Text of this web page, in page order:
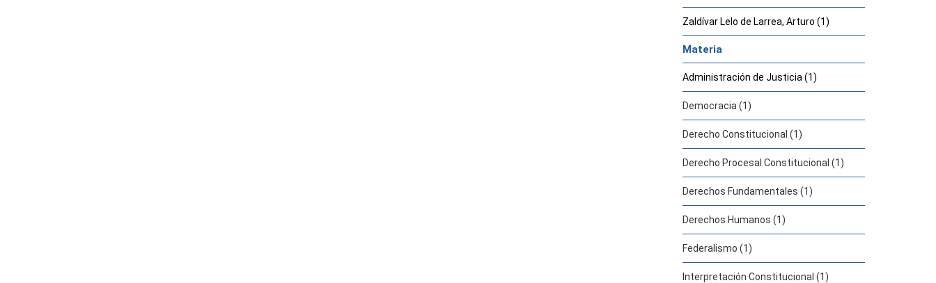
Zaldívar Lelo de Larrea, Arturo (1)
Materia
Administración de Justicia (1)
Democracia (1)
Derecho Constitucional (1)
Derecho Procesal Constitucional (1)
Derechos Fundamentales (1)
Derechos Humanos (1)
Federalismo (1)
Interpretación Constitucional (1)